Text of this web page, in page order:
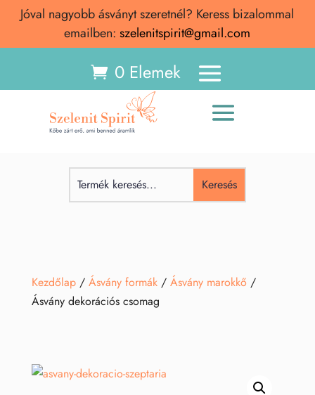
Jóval nagyobb ásványt szeretnél? Keress bizalommal
emailben: szelenitspirit@gmail.com
0 Elemek
Kezdőlap/ Ásvány formák/ Ásvány marokkő/
Ásvány dekorációs csomag